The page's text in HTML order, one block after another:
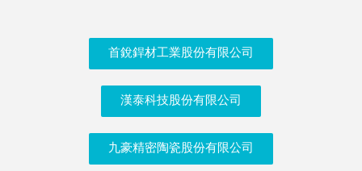
首銳銲材工業股份有限公司
漢泰科技股份有限公司
九豪精密陶瓷股份有限公司